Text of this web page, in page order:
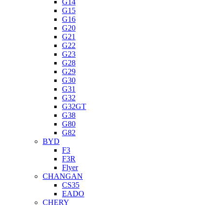
G14
G15
G16
G20
G21
G22
G23
G28
G29
G30
G31
G32
G32GT
G38
G80
G82
BYD
F3
F3R
Flyer
CHANGAN
CS35
EADO
CHERY